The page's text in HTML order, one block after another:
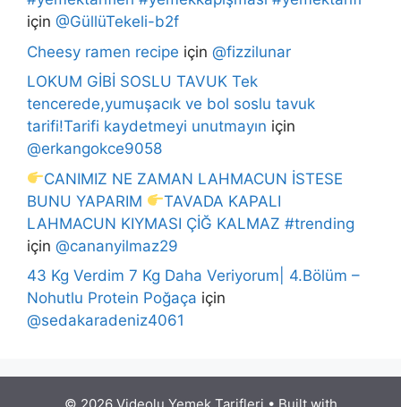
için @GüllüTekeli-b2f
Cheesy ramen recipe için @fizzilunar
LOKUM GİBİ SOSLU TAVUK Tek
tencerede,yumuşacık ve bol soslu tavuk
tarifi!Tarifi kaydetmeyi unutmayın için
@erkangokce9058
CANIMIZ NE ZAMAN LAHMACUN İSTESE
BUNU YAPARIM
TAVADA KAPALI
LAHMACUN KIYMASI ÇİĞ KALMAZ #trending
için @cananyilmaz29
43 Kg Verdim 7 Kg Daha Veriyorum| 4.Bölüm –
Nohutlu Protein Poğaça için
@sedakaradeniz4061